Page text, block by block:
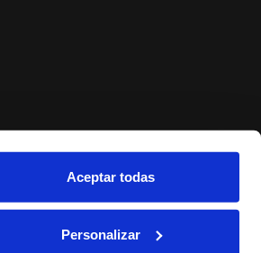
Aceptar todas
Personalizar